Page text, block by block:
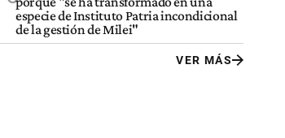
especie de Instituto Patria incondicional
de la gestión de Milei"
VER MÁS